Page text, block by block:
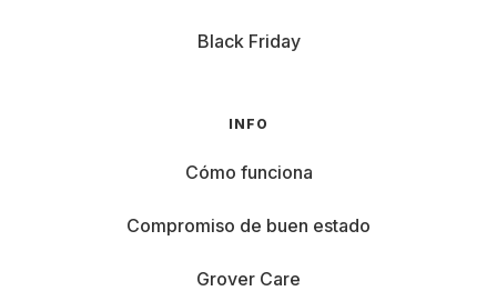
Black Friday
INFO
Cómo funciona
Compromiso de buen estado
Grover Care